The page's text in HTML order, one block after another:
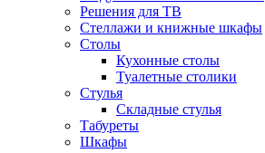
Решения для ТВ
Стеллажи и книжные шкафы
Столы
Кухонные столы
Туалетные столики
Стулья
Складные стулья
Табуреты
Шкафы